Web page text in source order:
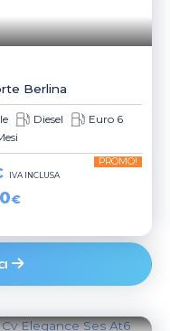
Berlina
Diesel
Euro 6
PROMO!
IVA INCLUSA
€